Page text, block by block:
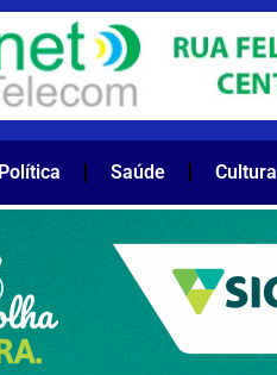
Política Saúde Cultura